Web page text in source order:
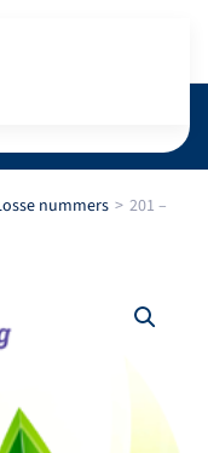
nummers
201 –